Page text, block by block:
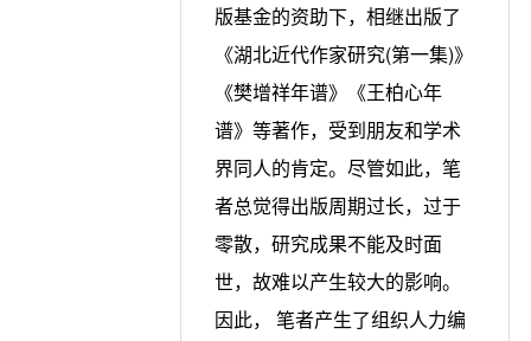
版基金的资助下，相继出版了
《湖北近代作家研究(第一集)》
《樊增祥年谱》《王柏心年
谱》等著作，受到朋友和学术
界同人的肯定。尽管如此，笔
者总觉得出版周期过长，过于
零散，研究成果不能及时面
世，故难以产生较大的影响。
因此， 笔者产生了组织人力编